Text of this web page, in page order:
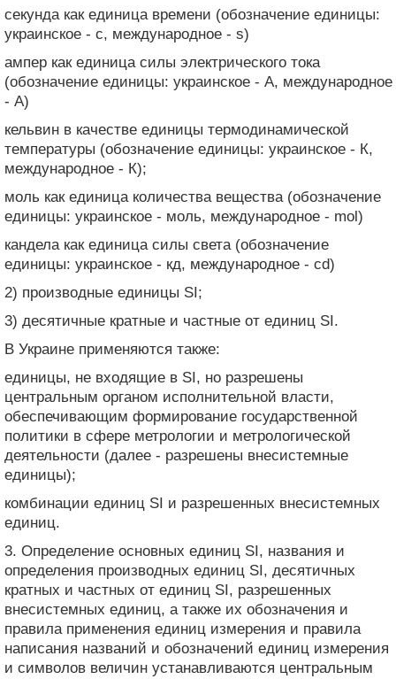
секунда как единица времени (обозначение единицы:
украинское - с, международное - s)
ампер как единица силы электрического тока
(обозначение единицы: украинское - А, международное
- А)
кельвин в качестве единицы термодинамической
температуры (обозначение единицы: украинское - К,
международное - К);
моль как единица количества вещества (обозначение
единицы: украинское - моль, международное - mol)
кандела как единица силы света (обозначение
единицы: украинское - кд, международное - cd)
2) производные единицы SI;
3) десятичные кратные и частные от единиц SI.
В Украине применяются также:
единицы, не входящие в SI, но разрешены
центральным органом исполнительной власти,
обеспечивающим формирование государственной
политики в сфере метрологии и метрологической
деятельности (далее - разрешены внесистемные
единицы);
комбинации единиц SI и разрешенных внесистемных
единиц.
3. Определение основных единиц SI, названия и
определения производных единиц SI, десятичных
кратных и частных от единиц SI, разрешенных
внесистемных единиц, а также их обозначения и
правила применения единиц измерения и правила
написания названий и обозначений единиц измерения
и символов величин устанавливаются центральным